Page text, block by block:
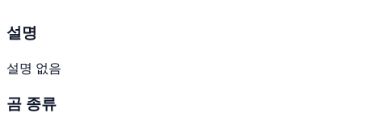
설명
설명 없음
곰 종류